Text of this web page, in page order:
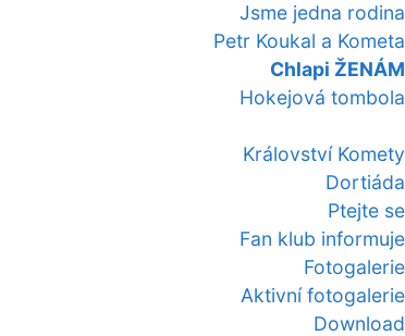
Jsme jedna rodina
Petr Koukal a Kometa
Chlapi ŽENÁM
Hokejová tombola
Království Komety
Dortiáda
Ptejte se
Fan klub informuje
Fotogalerie
Aktivní fotogalerie
Download